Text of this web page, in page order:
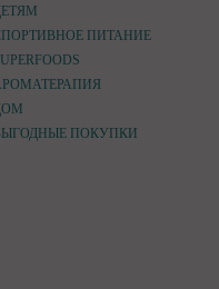
ПИТАНИЕ
ПОКУПКИ